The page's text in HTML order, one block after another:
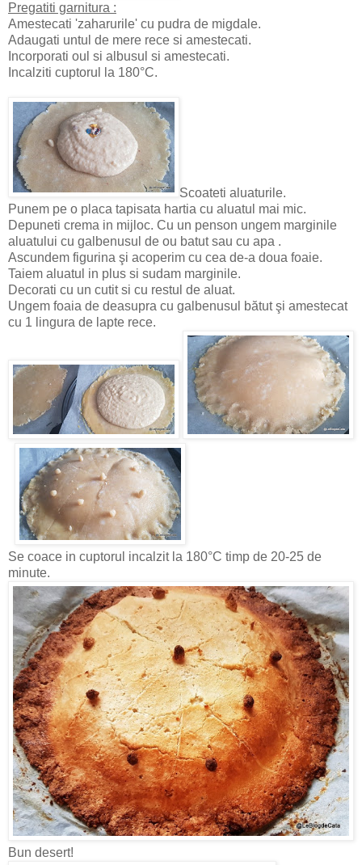
Pregatiti garnitura :
Amestecati 'zaharurile' cu pudra de migdale.
Adaugati untul de mere rece si amestecati.
Incorporati oul si albusul si amestecati.
Incalziti cuptorul la 180°C.
Scoateti aluaturile.
Punem pe o placa tapisata hartia cu aluatul mai mic.
Depuneti crema in mijloc. Cu un penson ungem marginile
aluatului cu galbenusul de ou batut sau cu apa .
Ascundem figurina şi acoperim cu cea de-a doua foaie.
Taiem aluatul in plus si sudam marginile.
Decorati cu un cutit si cu restul de aluat.
Ungem foaia de deasupra cu galbenusul bătut şi amestecat
cu 1 lingura de lapte rece.
Se coace in cuptorul incalzit la 180°C timp de 20-25 de
minute.
Bun desert!